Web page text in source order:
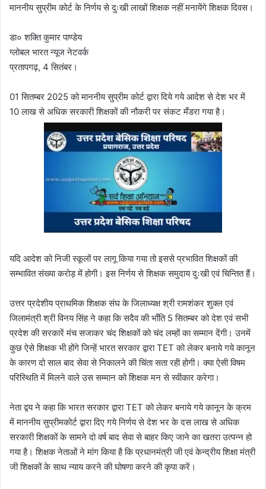
माननीय सुप्रीम कोर्ट के निर्णय से दुःखी लाखों शिक्षक नहीं मनायेंगे शिक्षक दिवस।
डा० शक्ति कुमार पाण्डेय
ग्लोबल भारत न्यूज नेटवर्क
प्रतापगढ़, 4 सितंबर।
01 सितम्बर 2025 को माननीय सुप्रीम कोर्ट द्वारा दिये गये आदेश से देश भर में
10 लाख से अधिक सरकारी शिक्षकों की नौकरी पर संकट मँडरा गया है।
यदि आदेश को निजी स्कूलों पर लागू किया गया तो इससे प्रभावित शिक्षकों की
सम्भावित संख्या करोड़ में होगी। इस निर्णय से शिक्षक समुदाय दुःखी एवं चिन्तित हैं।
उत्तर प्रदेशीय प्राथमिक शिक्षक संघ के जिलाध्यक्ष श्री रामशंकर शुक्ल एवं
जिलामंत्री श्री विनय सिंह ने कहा कि सदैव की भाँति 5 सितम्बर को देश एवं सभी
प्रदेश की सरकारें मंच सजाकर चंद शिक्षकों को चंद लम्हों का सम्मान देंगी। उनमें
कुछ ऐसे शिक्षक भी होंगे जिन्हें भारत सरकार द्वारा TET को लेकर बनाये गये कानून
के कारण दो साल बाद सेवा से निकालने की चिंता सता रही होगी। क्या ऐसी विषम
परिस्थिति में मिलने वाले उस सम्मान को शिक्षक मन से स्वीकार करेगा।
नेता द्वय ने कहा कि भारत सरकार द्वारा TET को लेकर बनाये गये कानून के क्रम
में माननीय सुप्रीमकोर्ट द्वारा दिए गये निर्णय से देश भर के दस लाख से अधिक
सरकारी शिक्षकों के सामने दो वर्ष बाद सेवा से बाहर किए जाने का खतरा उत्पन्न हो
गया है। शिक्षक नेताओं ने मांग किया है कि प्रधानमंत्री जी एवं केन्द्रीय शिक्षा मंत्री
जी शिक्षकों के साथ न्याय करने की घोषणा करने की कृपा करें।